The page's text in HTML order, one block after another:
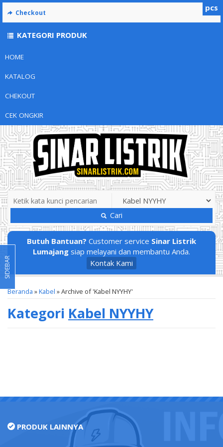
HOME
KATALOG
CHEKOUT
CEK ONGKIR
Cari
Butuh Bantuan? Customer service Sinar Listrik
Lumajang siap melayani dan membantu Anda.
Kontak Kami
Beranda »Kabel »Archive of 'Kabel NYYHY'
Kategori Kabel NYYHY
pcs
Checkout
KATEGORI PRODUK
SIDEBAR
PRODUK LAINNYA